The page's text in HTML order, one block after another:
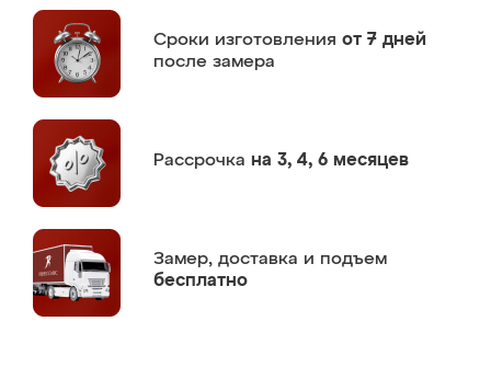
Сроки изготовления от 7 дней
после замера
Рассрочка на 3, 4, 6 месяцев
Замер, доставка и подъем
бесплатно